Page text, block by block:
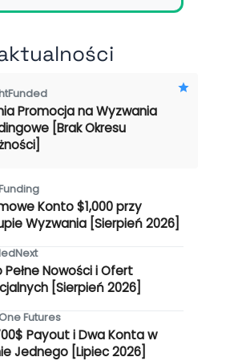
Promocja na Wyzwania
[Brak Okresu
Konto $1,000 przy
Wyzwania [Sierpień 2026]
Pełne Nowości i Ofert
[Sierpień 2026]
Futures
Payout i Dwa Konta w
Jednego [Lipiec 2026]